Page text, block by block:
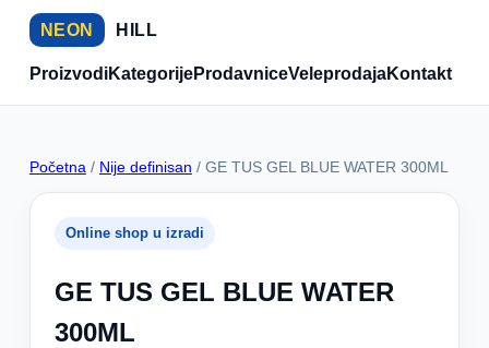
NEON HILL
ProizvodiKategorijeProdavniceVeleprodajaKontakt
Početna / Nije definisan / GE TUS GEL BLUE WATER 300ML
Online shop u izradi
GE TUS GEL BLUE WATER
300ML